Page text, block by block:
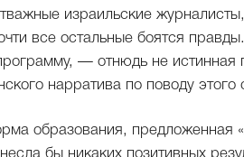
израильские
все остальные боятся
— отнюдь не истинная
нарратива по поводу этого
образования, предложенная
бы никаких позитивных